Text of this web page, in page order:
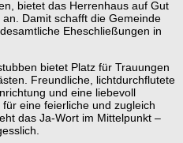
bietet das Herrenhaus auf Gut
Damit schafft die Gemeinde
Eheschließungen in
bietet Platz für Trauungen
Freundliche, lichtdurchflutete
und eine liebevoll
eine feierliche und zugleich
das Ja-Wort im Mittelpunkt –